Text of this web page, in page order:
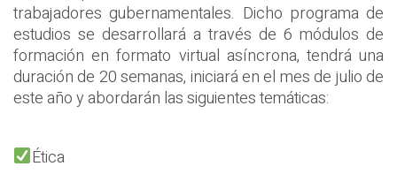
trabajadores gubernamentales. Dicho programa de
estudios se desarrollará a través de 6 módulos de
formación en formato virtual asíncrona, tendrá una
duración de 20 semanas, iniciará en el mes de julio de
este año y abordarán las siguientes temáticas:
Ética